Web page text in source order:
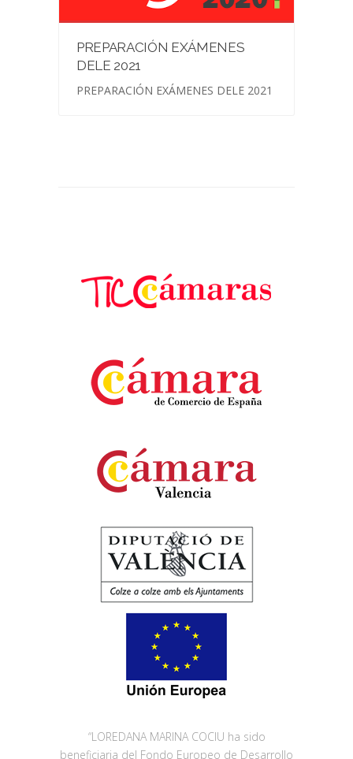
PREPARACIÓN EXÁMENES
DELE 2021
PREPARACIÓN EXÁMENES DELE 2021
“LOREDANA MARINA COCIU ha sido
beneficiaria del Fondo Europeo de Desarrollo